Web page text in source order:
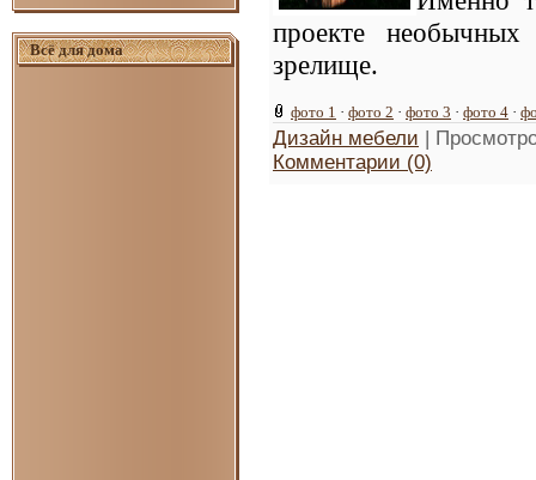
Всё для дома
проекте
зрелище.
фото 1 · фото 2 · фото 3 · фото 4 ·
Дизайн мебели |
Комментарии (0)